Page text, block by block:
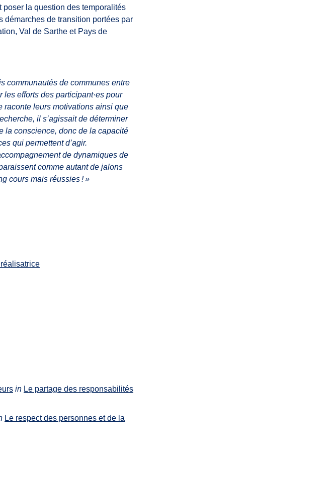
la question des temporalités
démarches de transition portées par
Val de Sarthe et Pays de
communautés de communes entre
efforts des participant·es pour
raconte leurs motivations ainsi que
il s’agissait de déterminer
la conscience, donc de la capacité
qui permettent d’agir.
de dynamiques de
comme autant de jalons
cours mais réussies ! »
in Le partage des responsabilités
Le respect des personnes et de la